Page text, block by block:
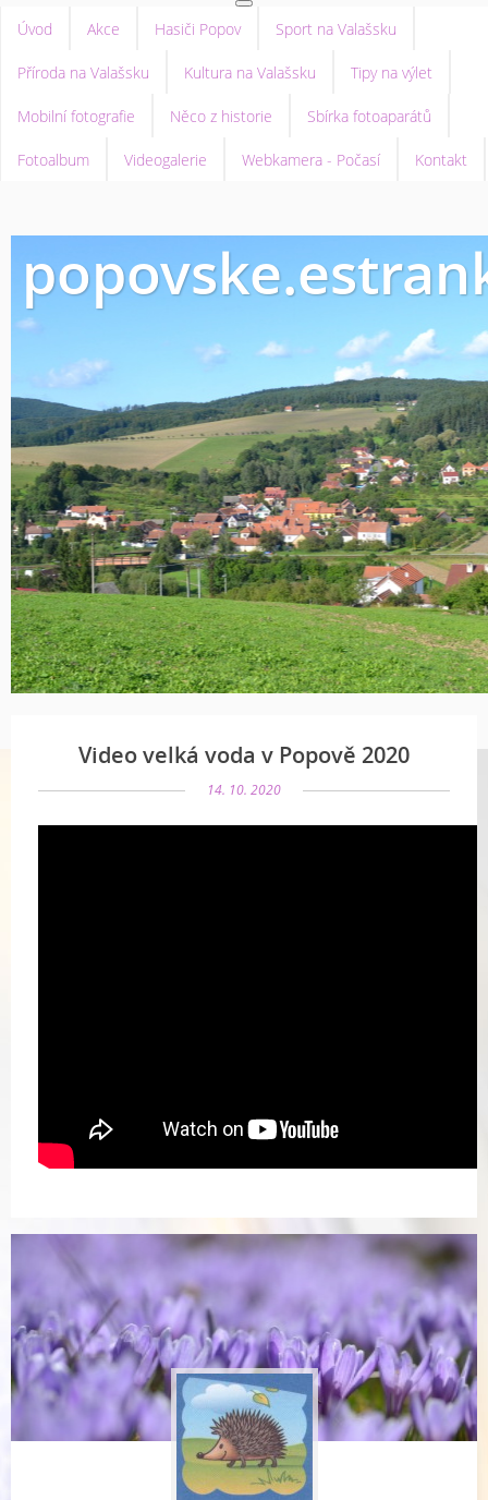
Úvod Akce Hasiči Popov Sport na Valašsku
Příroda na Valašsku Kultura na Valašsku Tipy na výlet
Mobilní fotografie Něco z historie Sbírka fotoaparátů
Fotoalbum Videogalerie Webkamera - Počasí Kontakt
Video velká voda v Popově 2020
14. 10. 2020